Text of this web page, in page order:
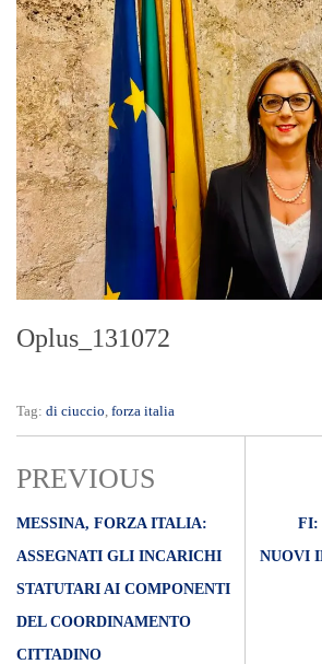
Oplus_131072
Tag: di ciuccio, forza italia
PREVIOUS
MESSINA, FORZA ITALIA:
ASSEGNATI GLI INCARICHI
STATUTARI AI COMPONENTI
DEL COORDINAMENTO
CITTADINO
FI:
NUOVI